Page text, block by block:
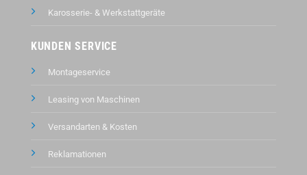
Karosserie- & Werkstattgeräte
KUNDEN SERVICE
Montageservice
Leasing von Maschinen
Versandarten & Kosten
Reklamationen